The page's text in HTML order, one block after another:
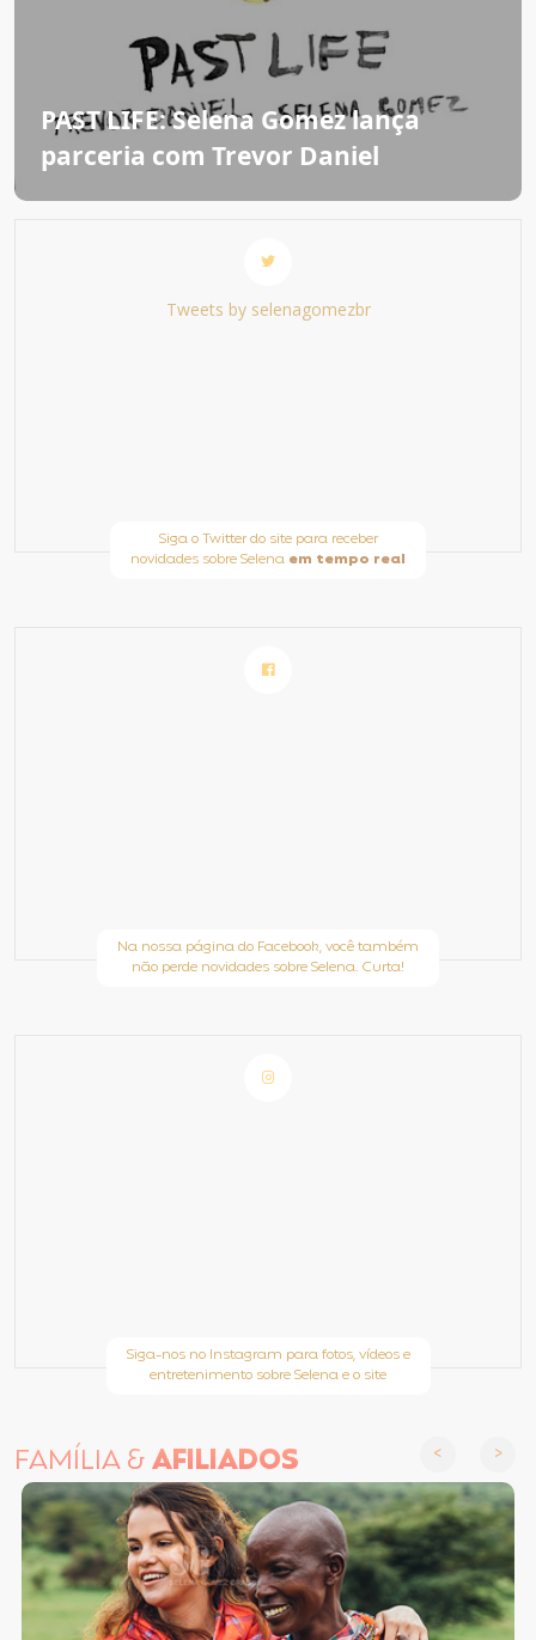
PAST LIFE: Selena Gomez lança
parceria com Trevor Daniel
Tweets by selenagomezbr
Siga o Twitter do site para receber
novidades sobre Selena em tempo real
Na nossa página do Facebook, você também
não perde novidades sobre Selena. Curta!
Siga-nos no Instagram para fotos, vídeos e
entretenimento sobre Selena e o site
FAMÍLIA &AFILIADOS